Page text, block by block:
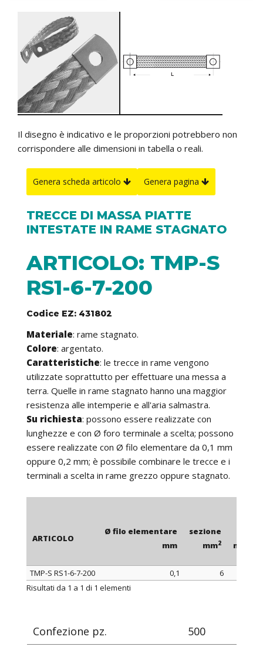
Il disegno è indicativo e le proporzioni potrebbero non
corrispondere alle dimensioni in tabella o reali.
Genera scheda articolo Genera pagina
TRECCE DI MASSA PIATTE
INTESTATE IN RAME STAGNATO
ARTICOLO: TMP-S
RS1-6-7-200
Codice EZ: 431802
Materiale: rame stagnato.
Colore: argentato.
Caratteristiche: le trecce in rame vengono
utilizzate soprattutto per effettuare una messa a
terra. Quelle in rame stagnato hanno una maggior
resistenza alle intemperie e all'aria salmastra.
Su richiesta: possono essere realizzate con
lunghezze e con Ø foro terminale a scelta; possono
essere realizzate con Ø filo elementare da 0,1 mm
oppure 0,2 mm; è possibile combinare le trecce e i
terminali a scelta in rame grezzo oppure stagnato.
ARTICOLO
Ø filo elementare
mm
sezione
mm2
mm
ARTICOLO
Ø filo elementare
TMP-S RS1-6-7-200 0,1 6
Risultati da 1 a 1 di 1 elementi
Confezione pz.
500